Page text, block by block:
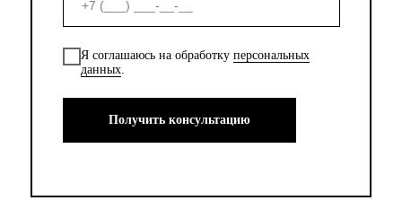
Я соглашаюсь на обработку персональных
данных.
Получить консультацию